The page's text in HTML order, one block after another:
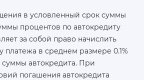
в условленный срок суммы
процентов по автокредиту
за собой право начислить
платежа в среднем размере 0.1%
суммы автокредита. При
погашения автокредита